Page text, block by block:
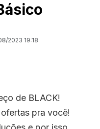
2023 19:18
de BLACK!
pra você!